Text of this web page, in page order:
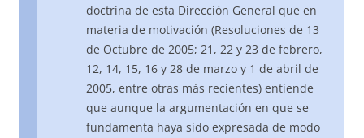
doctrina de esta Dirección General que en
materia de motivación (Resoluciones de 13
de Octubre de 2005; 21, 22 y 23 de febrero,
12, 14, 15, 16 y 28 de marzo y 1 de abril de
2005, entre otras más recientes) entiende
que aunque la argumentación en que se
fundamenta haya sido expresada de modo